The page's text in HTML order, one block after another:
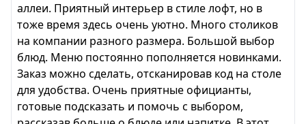
аллеи. Приятный интерьер в стиле лофт, но в
тоже время здесь очень уютно. Много столиков
на компании разного размера. Большой выбор
блюд. Меню постоянно пополняется новинками.
Заказ можно сделать, отсканировав код на столе
для удобства. Очень приятные официанты,
готовые подсказать и помочь с выбором,